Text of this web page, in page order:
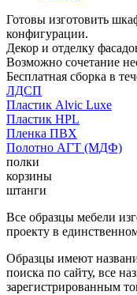
Готовы изготовить
конфигурации.
Декор и отделку
Возможно сочетание
Бесплатная сборка в
ЛДСП
Пластик Alvic Luxe
Пластик HPL
Пленка ПВХ
Полотно АГТ (МДФ)
полки
корзины
штанги
Все образцы мебели
проекту в
Образцы имеют
поиска по сайту, все
зарегистрированным